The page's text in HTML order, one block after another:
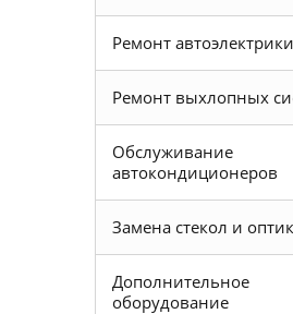
Ремонт автоэлектрики
Ремонт выхлопных
Обслуживание
автокондиционеров
Замена стекол и
Дополнительное
оборудование